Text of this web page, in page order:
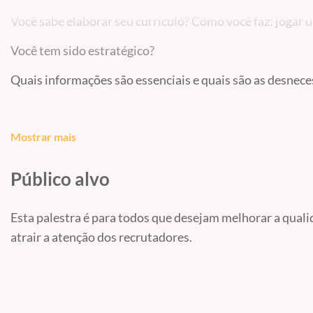
Você sabe elaborar seu currículo? Como você faz:
Você tem sido estratégico?
Quais informações são essenciais e quais são as
Nesta palestra, Queilita Trajano, que trabalha há anos
Mostrar mais
Público alvo
Esta palestra é para todos que desejam melhorar a
atrair a atenção dos recrutadores.